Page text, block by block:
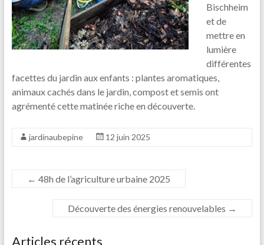
Bischheim
et de
mettre en
lumière
différentes
facettes du jardin aux enfants : plantes aromatiques,
animaux cachés dans le jardin, compost et semis ont
agrémenté cette matinée riche en découverte.
jardinaubepine 12 juin 2025
← 48h de l’agriculture urbaine 2025
Découverte des énergies renouvelables →
Articles récents